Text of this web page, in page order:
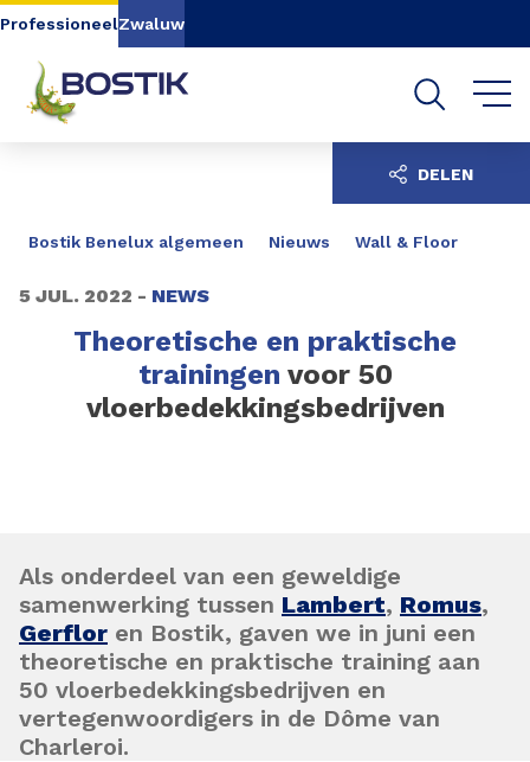
Go to content Go to navigation
ProfessioneelZwaluw
Bostik Benelux algemeen Nieuws Wall & Floor
5 JUL. 2022 - NEWS
Theoretische en praktische
trainingen voor 50
vloerbedekkingsbedrijven
DELEN
Als onderdeel van een geweldige
samenwerking tussen Lambert, Romus,
Gerflor en Bostik, gaven we in juni een
theoretische en praktische training aan
50 vloerbedekkingsbedrijven en
vertegenwoordigers in de Dôme van
Charleroi.